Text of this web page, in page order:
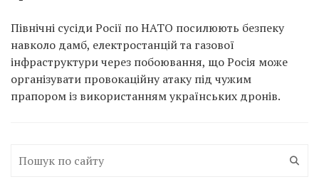
Північні сусіди Росії по НАТО посилюють безпеку
навколо дамб, електростанцій та газової
інфраструктури через побоювання, що Росія може
організувати провокаційну атаку під чужим
прапором із використанням українських дронів.